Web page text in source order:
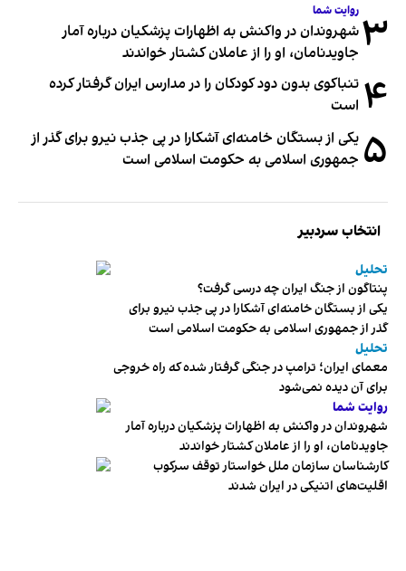
۳ روایت شما
شهروندان در واکنش به اظهارات پزشکیان درباره آمار
جاویدنامان، او را از عاملان کشتار خواندند
۴ تنباکوی بدون دود کودکان را در مدارس ایران گرفتار کرده
است
۵ یکی از بستگان خامنه‌ای آشکارا در پی جذب نیرو برای گذر از
جمهوری اسلامی به حکومت اسلامی است
انتخاب سردبیر
تحلیل
پنتاگون از جنگ ایران چه درسی گرفت؟
یکی از بستگان خامنه‌ای آشکارا در پی جذب نیرو برای
گذر از جمهوری اسلامی به حکومت اسلامی است
تحلیل
معمای ایران؛ ترامپ در جنگی گرفتار شده که راه خروجی
برای آن دیده نمی‌شود
روایت شما
شهروندان در واکنش به اظهارات پزشکیان درباره آمار
جاویدنامان، او را از عاملان کشتار خواندند
کارشناسان سازمان ملل خواستار توقف سرکوب
اقلیت‌های اتنیکی در ایران شدند